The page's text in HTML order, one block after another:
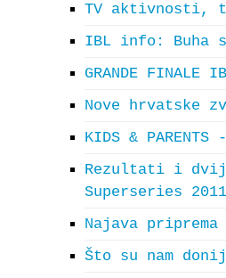
TV aktivnosti,
IBL info: Buha
GRANDE FINALE
Nove hrvatske
KIDS &
Rezultati i dvije
Superseries 2011
Najava priprema
Što su nam